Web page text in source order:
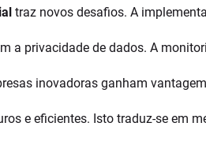
traz novos desafios. A
a privacidade de dados. A
inovadoras ganham
e eficientes. Isto traduz-se em